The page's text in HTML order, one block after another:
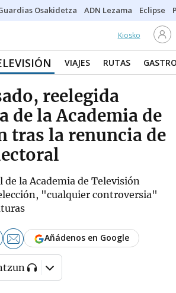
Osakidetza ADN Lezama Eclipse
Kiosko
VIAJES RUTAS
reelegida
de la Academia de
tras la renuncia de
de la Academia de Televisión
"cualquier controversia"
Añádenos en Google